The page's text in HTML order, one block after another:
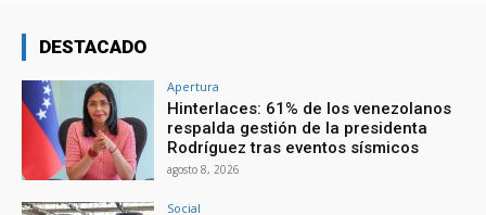
DESTACADO
Apertura
Hinterlaces: 61% de los venezolanos
respalda gestión de la presidenta
Rodríguez tras eventos sísmicos
agosto 8, 2026
Social